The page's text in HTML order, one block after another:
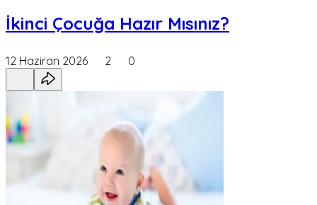
İkinci Çocuğa Hazır Mısınız?
12 Haziran 2026 2 0